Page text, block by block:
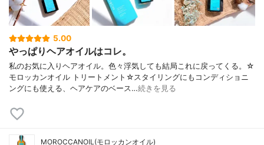
5.00
やっぱりヘアオイルはコレ。
私のお気に入りヘアオイル。色々浮気しても結局これに戻ってくる。☆
モロッカンオイル トリートメント☆スタイリングにもコンディショニ
ングにも使える、ヘアケアのベース…続きを見る
MOROCCANOIL(モロッカンオイル)